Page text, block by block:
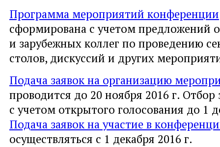
Программа мероприятий конференции
сформирована с учетом предложений
и зарубежных коллег по проведению
столов, дискуссий и других
Подача заявок на организацию
проводится до 20 ноября 2016 г. Отбор
с учетом открытого голосования до 1
Подача заявок на участие в
осуществляться с 1 декабря 2016 г.